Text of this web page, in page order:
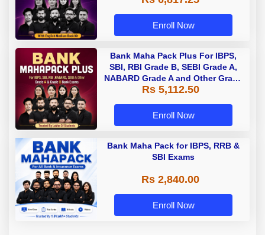
Enroll Now
Bank Maha Pack Plus For IBPS,
SBI, RBI Grade B, SEBI Grade A,
NABARD Grade A and Other Grade
A & Grade B Bank Exams
Rs 5,112.50
Enroll Now
Bank Maha Pack for IBPS, RRB &
SBI Exams
Rs 2,840.00
Enroll Now